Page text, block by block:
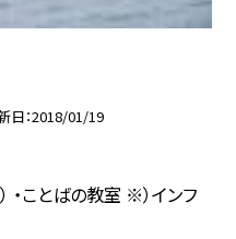
日 2018/01/19
・ことばの教室 ※）インフ